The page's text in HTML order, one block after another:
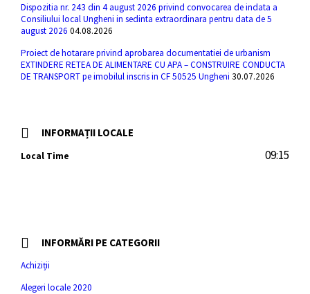
Dispozitia nr. 243 din 4 august 2026 privind convocarea de indata a
Consiliului local Ungheni in sedinta extraordinara pentru data de 5
august 2026 04.08.2026
Proiect de hotarare privind aprobarea documentatiei de urbanism
EXTINDERE RETEA DE ALIMENTARE CU APA – CONSTRUIRE CONDUCTA
DE TRANSPORT pe imobilul inscris in CF 50525 Ungheni 30.07.2026
INFORMAȚII LOCALE
Local Time 09:15
INFORMĂRI PE CATEGORII
Achiziții
Alegeri locale 2020